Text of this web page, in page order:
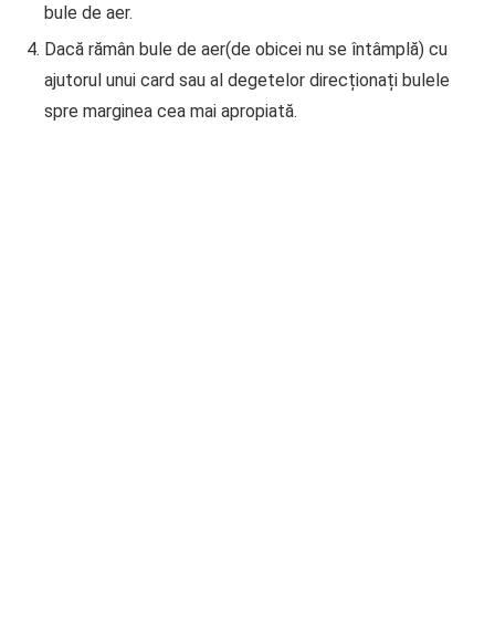
bule de aer.
Dacă rămân bule de aer(de obicei nu se întâmplă) cu
ajutorul unui card sau al degetelor direcționați bulele
spre marginea cea mai apropiată.